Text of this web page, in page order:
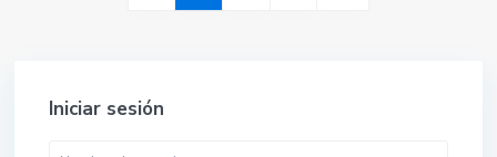
Iniciar sesión